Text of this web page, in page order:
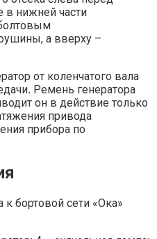
в нижней части
а вверху –
от коленчатого вала
. Ремень генератора
он в действие только
привода
прибора по
бортовой сети «Ока»